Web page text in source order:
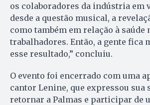
os colaboradores da indústria em
desde a questão musical, a
como também em relação à saúde
trabalhadores. Então, a gente fica
esse resultado,” concluiu.
O evento foi encerrado com uma
cantor Lenine, que expressou sua
retornar a Palmas e participar de